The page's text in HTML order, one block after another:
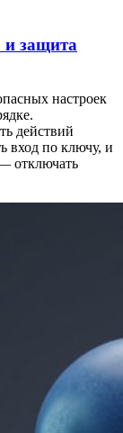
и защита
настроек
действий
вход по ключу, и
отключать